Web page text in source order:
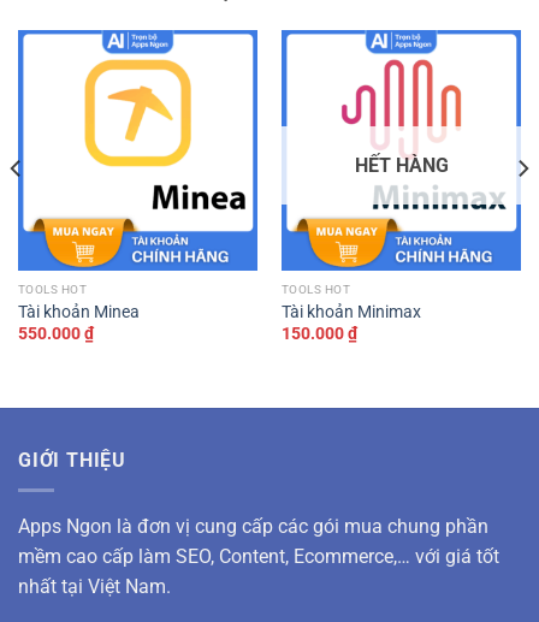
TOOLS HOT
Tài khoản Minea
550.000₫
HẾT HÀNG
TOOLS HOT
Tài khoản Minimax
150.000₫
GIỚI THIỆU
Apps Ngon là đơn vị cung cấp các gói mua chung phần
mềm cao cấp làm SEO, Content, Ecommerce,… với giá tốt
nhất tại Việt Nam.